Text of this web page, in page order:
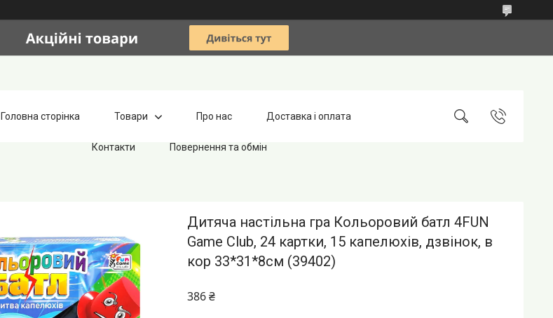
Головна сторінка Товари Про нас Доставка і оплата
Контакти Повернення та обмін
Дитяча настільна гра Кольоровий батл 4FUN
Game Club, 24 картки, 15 капелюхів, дзвінок, в
кор 33*31*8см (39402)
386 ₴